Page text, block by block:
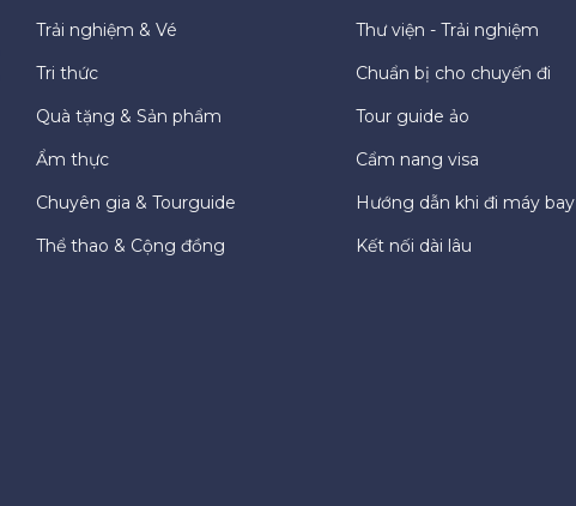
Trải nghiệm & Vé
Tri thức
Quà tặng & Sản phẩm
Ẩm thực
Chuyên gia & Tourguide
Thể thao & Cộng đồng
Thư viện - Trải nghiệm
Chuẩn bị cho chuyến đi
Tour guide ảo
Cẩm nang visa
Hướng dẫn khi đi máy bay
Kết nối dài lâu